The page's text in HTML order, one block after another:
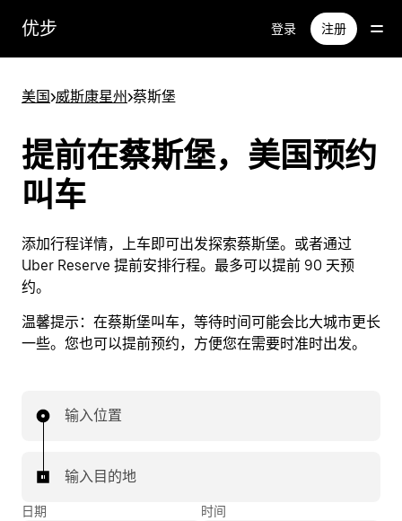
优步 登录 注册
美国>威斯康星州>蔡斯堡
提前在蔡斯堡，美国预约
叫车
添加行程详情，上车即可出发探索蔡斯堡。或者通过
Uber Reserve 提前安排行程。最多可以提前 90 天预
约。
温馨提示： 在蔡斯堡叫车，等待时间可能会比大城市更长
一些。您也可以提前预约，方便您在需要时准时出发。
输入位置
输入目的地
日期 时间